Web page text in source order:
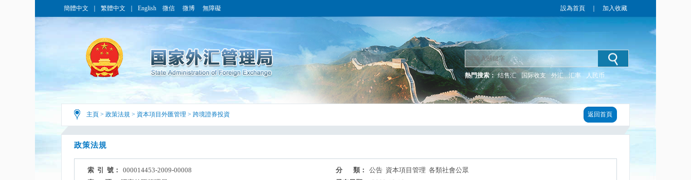
簡體中文 繁體中文 English 微信 微博 無障礙 設為首頁 加入收藏
熱門搜索： 结售汇 国际收支 外汇 汇率 人民币
主頁 > 政策法規 > 資本項目外匯管理 > 跨境證券投資 返回首頁
政策法規
索 引 號： 000014453-2009-00008 分 類：
公告 資本項目管理 各類社會公眾